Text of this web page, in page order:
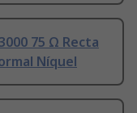
75 Ω Recta
Níquel